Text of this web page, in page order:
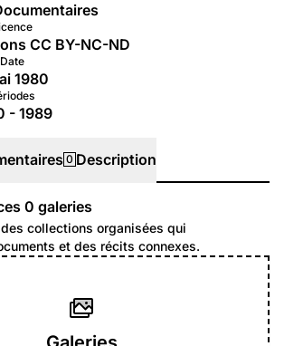
CC BY-NC-ND
Date
1980
- 1989
0 Description
0 galeries
collections organisées qui
et des récits connexes.